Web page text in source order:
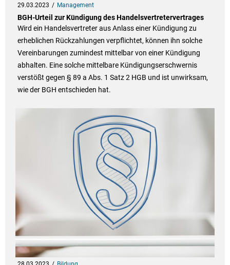
29.03.2023 Management
BGH-Urteil zur Kündigung des Handelsvertretervertrages
Wird ein Handelsvertreter aus Anlass einer Kündigung zu
erheblichen Rückzahlungen verpflichtet, können ihn solche
Vereinbarungen zumindest mittelbar von einer Kündigung
abhalten. Eine solche mittelbare Kündigungserschwernis
verstößt gegen § 89 a Abs. 1 Satz 2 HGB und ist unwirksam,
wie der BGH entschieden hat.